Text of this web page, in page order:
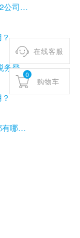
在线客服
0
购物车
程详解
？
后果？
？
事项？